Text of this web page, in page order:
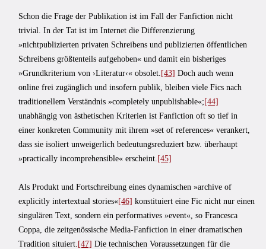
Schon die Frage der Publikation ist im Fall der Fanfiction nicht
trivial. In der Tat ist im Internet die Differenzierung
»nichtpublizierten privaten Schreibens und publizierten öffentlichen
Schreibens größtenteils aufgehoben« und damit ein bisheriges
»Grundkriterium von ›Literatur‹« obsolet. [43] Doch auch wenn
online frei zugänglich und insofern publik, bleiben viele Fics nach
traditionellem Verständnis »completely unpublishable«; [44]
unabhängig von ästhetischen Kriterien ist Fanfiction oft so tief in
einer konkreten Community mit ihrem »set of references« verankert,
dass sie isoliert unweigerlich bedeutungsreduziert bzw. überhaupt
»practically incomprehensible« erscheint. [45]
Als Produkt und Fortschreibung eines dynamischen »archive of
explicitly intertextual stories«[46] konstituiert eine Fic nicht nur einen
singulären Text, sondern ein performatives »event«, so Francesca
Coppa, die zeitgenössische Media-Fanfiction in einer dramatischen
Tradition situiert. [47] Die technischen Voraussetzungen für die